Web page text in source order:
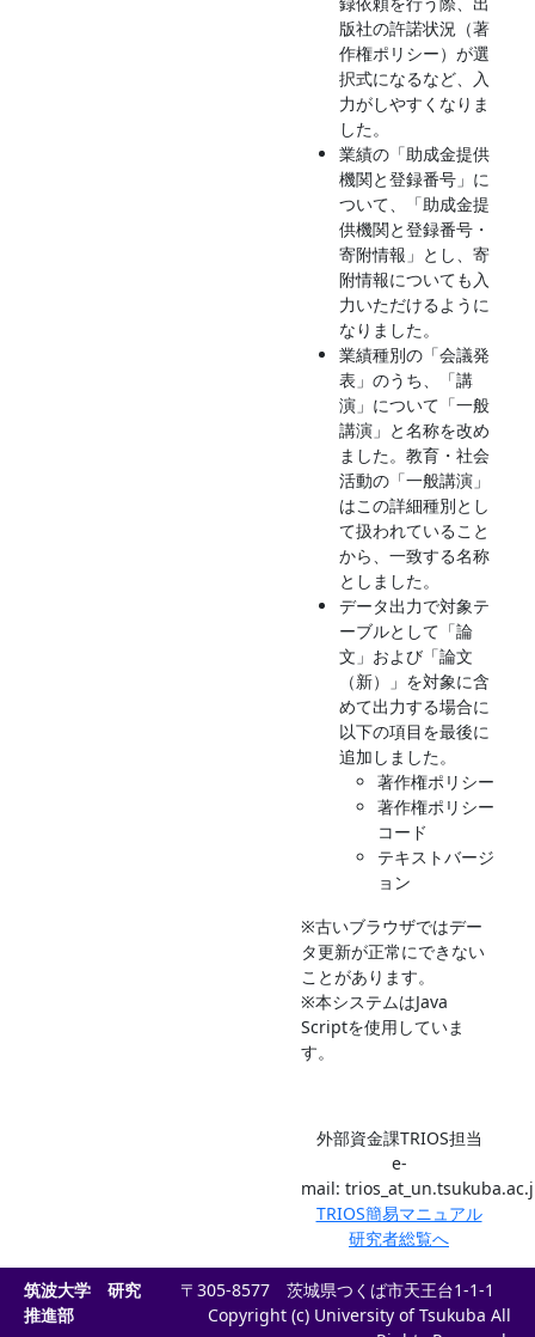
版社の許諾状況（著
作権ポリシー）が選
択式になるなど、入
力がしやすくなりま
した。
業績の「助成金提供
機関と登録番号」に
ついて、「助成金提
供機関と登録番号・
寄附情報」とし、寄
附情報についても入
力いただけるように
なりました。
業績種別の「会議発
表」のうち、「講
演」について「一般
講演」と名称を改め
ました。教育・社会
活動の「一般講演」
はこの詳細種別とし
て扱われていること
から、一致する名称
としました。
データ出力で対象テ
ーブルとして「論
文」および「論文
（新）」を対象に含
めて出力する場合に
以下の項目を最後に
追加しました。
著作権ポリシー
著作権ポリシー
コード
テキストバージ
ョン
※古いブラウザではデー
タ更新が正常にできない
ことがあります。
※本システムはJava
Scriptを使用していま
す。
外部資金課TRIOS担当
e-
mail:
TRIOS簡易マニュアル
研究者総覧へ
筑波大学 研究
推進部
〒305-8577 茨城県つくば市天王台1-1-1
Copyright (c) University of Tsukuba All